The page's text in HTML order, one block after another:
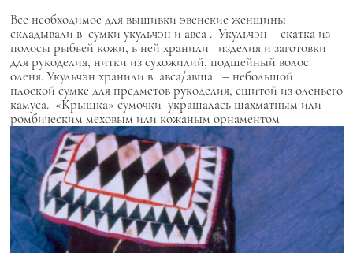
Все необходимое для вышивки эвенские женщины
складывали в сумки укульчэн и авса . Укульчэн – скатка из
полосы рыбьей кожи, в ней хранили изделия и заготовки
для рукоделия, нитки из сухожилий, подшейный волос
оленя.Укульчэн хранили в авса/авша – небольшой
плоской сумке для предметов рукоделия, сшитой из оленьего
камуса. «Крышка» сумочки украшалась шахматным или
ромбическим меховым или кожаным орнаментом